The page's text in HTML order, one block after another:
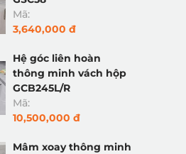
Mã:
3,640,000 đ
Hệ góc liên hoàn
thông minh vách hộp
GCB245L/R
Mã:
10,500,000 đ
Mâm xoay thông minh